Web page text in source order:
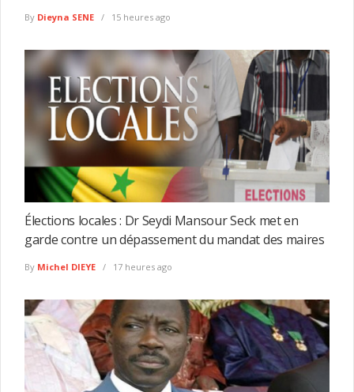
By Dieyna SENE 15 heures ago
Élections locales : Dr Seydi Mansour Seck met en
garde contre un dépassement du mandat des maires
By Michel DIEYE 17 heures ago